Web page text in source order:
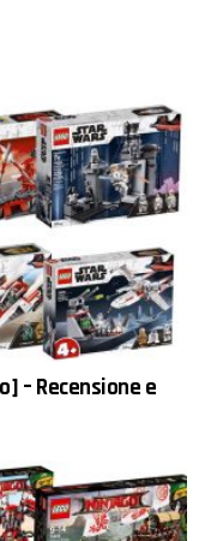
– Recensione e